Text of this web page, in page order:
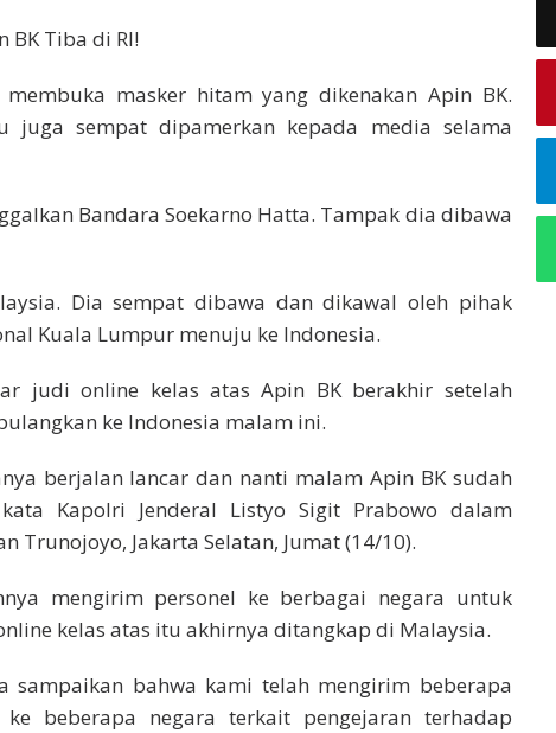
BK Tiba di RI!
masker hitam yang dikenakan Apin BK.
sempat dipamerkan kepada media selama
Bandara Soekarno Hatta. Tampak dia dibawa
Dia sempat dibawa dan dikawal oleh pihak
Kuala Lumpur menuju ke Indonesia.
judi online kelas atas Apin BK berakhir setelah
ke Indonesia malam ini.
berjalan lancar dan nanti malam Apin BK sudah
Kapolri Jenderal Listyo Sigit Prabowo dalam
Trunojoyo, Jakarta Selatan, Jumat (14/10).
mengirim personel ke berbagai negara untuk
kelas atas itu akhirnya ditangkap di Malaysia.
sampaikan bahwa kami telah mengirim beberapa
beberapa negara terkait pengejaran terhadap